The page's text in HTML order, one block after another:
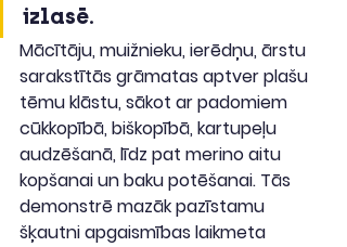
izlasē.
Mācītāju, muižnieku, ierēdņu, ārstu
sarakstītās grāmatas aptver plašu
tēmu klāstu, sākot ar padomiem
cūkkopībā, biškopībā, kartupeļu
audzēšanā, līdz pat merino aitu
kopšanai un baku potēšanai. Tās
demonstrē mazāk pazīstamu
šķautni apgaismības laikmeta